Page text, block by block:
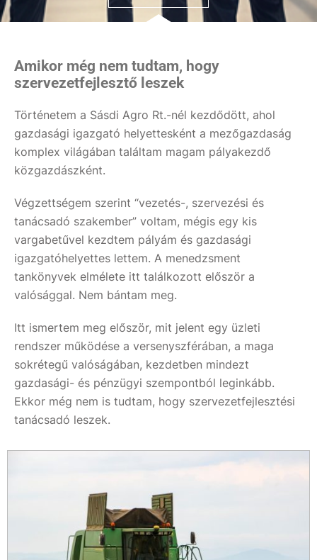
Amikor még nem tudtam, hogy
szervezetfejlesztő leszek
Történetem a Sásdi Agro Rt.-nél kezdődött, ahol
gazdasági igazgató helyettesként a mezőgazdaság
komplex világában találtam magam pályakezdő
közgazdászként.
Végzettségem szerint “vezetés-, szervezési és
tanácsadó szakember” voltam, mégis egy kis
vargabetűvel kezdtem pályám és gazdasági
igazgatóhelyettes lettem. A menedzsment
tankönyvek elmélete itt találkozott először a
valósággal. Nem bántam meg.
Itt ismertem meg először, mit jelent egy üzleti
rendszer működése a versenyszférában, a maga
sokrétegű valóságában, kezdetben mindezt
gazdasági- és pénzügyi szempontból leginkább.
Ekkor még nem is tudtam, hogy szervezetfejlesztési
tanácsadó leszek.